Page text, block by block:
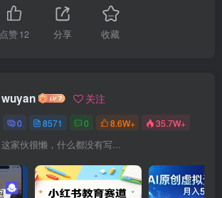
点赞12 分享 收藏
wuyan 关注
0 8571 0 8.6W+ 35.7W+
这家伙很懒，什么都没有写...